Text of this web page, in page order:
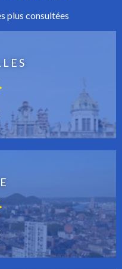
plus consultées